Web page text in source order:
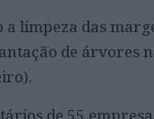
limpeza das
de árvores